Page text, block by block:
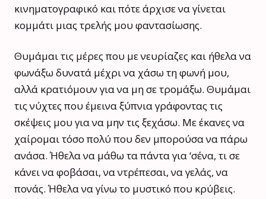
κινηματογραφικό και πότε άρχισε να γίνεται
κομμάτι μιας τρελής μου φαντασίωσης.
Θυμάμαι τις μέρες που με νευρίαζες και ήθελα να
φωνάξω δυνατά μέχρι να χάσω τη φωνή μου,
αλλά κρατιόμουν για να μη σε τρομάξω. Θυμάμαι
τις νύχτες που έμεινα ξύπνια γράφοντας τις
σκέψεις μου για να μην τις ξεχάσω. Με έκανες να
χαίρομαι τόσο πολύ που δεν μπορούσα να πάρω
ανάσα. Ήθελα να μάθω τα πάντα για ‘σένα, τι σε
κάνει να φοβάσαι, να ντρέπεσαι, να γελάς, να
πονάς. Ήθελα να γίνω το μυστικό που κρύβεις.